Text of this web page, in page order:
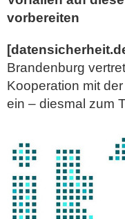
vorbereiten
Brandenburg
Kooperation mit
ein – diesmal zum